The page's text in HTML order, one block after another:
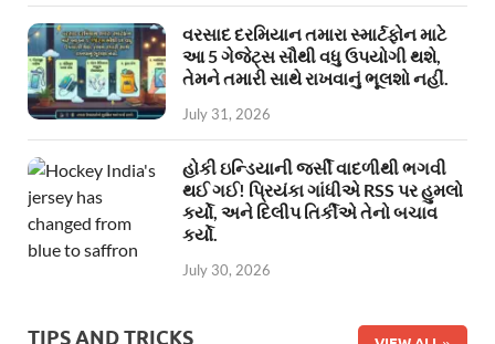
વરસાદ દરમિયાન તમારા સ્માર્ટફોન માટે
આ 5 ગેજેટ્સ સૌથી વધુ ઉપયોગી થશે,
તેમને તમારી સાથે રાખવાનું ભૂલશો નહીં.
July 31, 2026
હોકી ઇન્ડિયાની જર્સી વાદળીથી ભગવી
થઈ ગઈ! પ્રિયંકા ગાંધીએ RSS પર હુમલો
કર્યો, અને દિલીપ તિર્કીએ તેનો બચાવ
કર્યો.
July 30, 2026
TIPS AND TRICKS